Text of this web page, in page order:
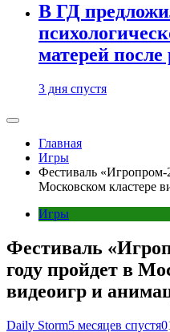
В ГД
матерей после
3 дня спустя
Главная
Игры
Фестиваль «Игропром-
Московском кластере
Игры
Фестиваль
году пройдет в
видеоигр и
Daily Storm5 месяцев спустя0